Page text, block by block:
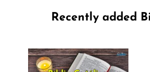
Recently added